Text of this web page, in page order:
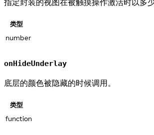
类型
number
onHideUnderlay
底层的颜色被隐藏的时候调用。
类型
function